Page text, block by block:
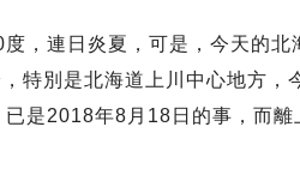
，連日炎夏，可是，今天的
特別是北海道上川中心地方
是2018年8月18日的事，而